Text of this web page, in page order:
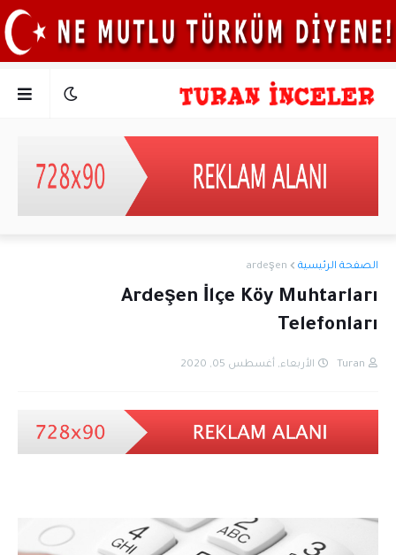
الصفحة الرئيسية ardeşen
Ardeşen İlçe Köy Muhtarları
Telefonları
Turan الأربعاء, أغسطس 05, 2020